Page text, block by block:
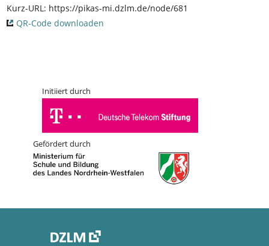
Kurz-URL: https://pikas-mi.dzlm.de/node/681
QR-Code downloaden
Initiiert durch
Gefördert durch